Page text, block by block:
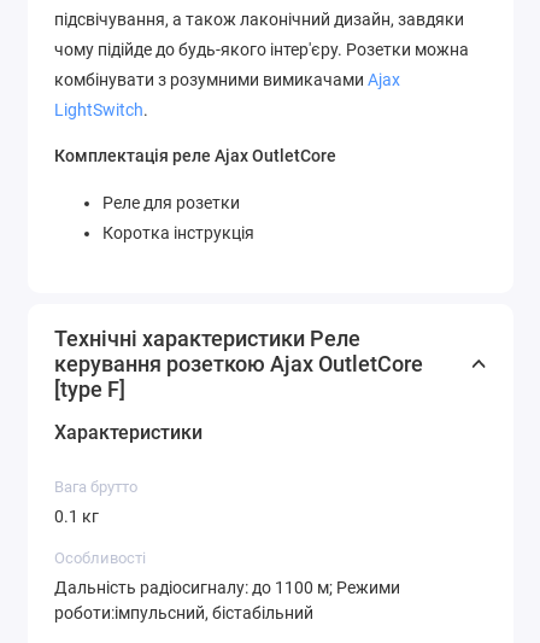
підсвічування, а також лаконічний дизайн, завдяки
чому підійде до будь-якого інтер'єру. Розетки можна
комбінувати з розумними вимикачами Ajax
LightSwitch.
Комплектація реле Ajax OutletCore
Реле для розетки
Коротка інструкція
Технічні характеристики Реле
керування розеткою Ajax OutletCore
[type F]
Характеристики
Вага брутто
0.1 кг
Особливості
Дальність радіосигналу: до 1100 м; Режими
роботи:імпульсний, бістабільний